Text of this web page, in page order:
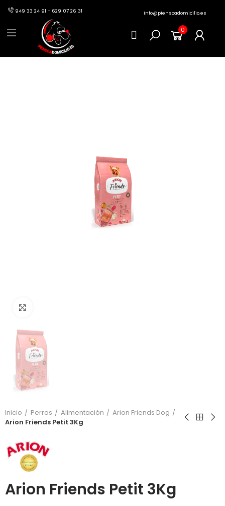
949 33 24 91 - 629 07 26 31 info@piensoadomicilio.es
0
Inicio Perros Alimentación
Arion Friends Dog
Arion Friends Petit 3Kg
Arion Friends Petit 3Kg